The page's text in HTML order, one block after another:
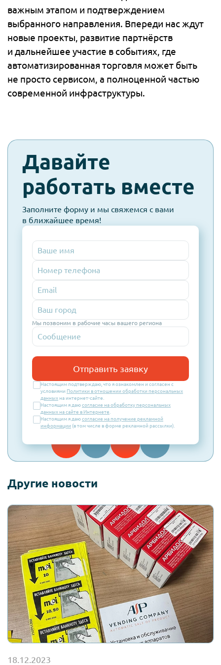
важным этапом и подтверждением
выбранного направления. Впереди нас ждут
новые проекты, развитие партнёрств
и дальнейшее участие в событиях, где
автоматизированная торговля может быть
не просто сервисом, а полноценной частью
современной инфраструктуры.
check-
spam
Давайте
работать вместе
Заполните форму и мы свяжемся с вами
в ближайшее время!
Номер
телефона
Email
Мы позвоним в рабочие часы вашего региона
Отправить заявку
Настоящим подтверждаю, что я ознакомлен и согласен с
условиями Политики в отношении обработки персональных
данных на интернет-сайте.
Настоящим я даюсогласие на обработку персональных
данных на сайте в Интернете
Настоящим я даюсогласие на получение рекламной
информации (в том числе в форме рекламной рассылки).
Другие новости
18.12.2023